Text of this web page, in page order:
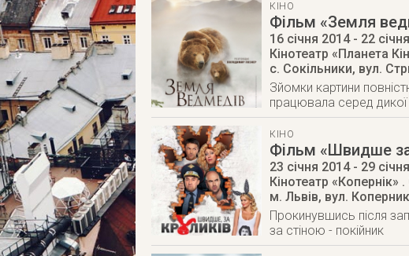
КІНО
Фільм «Земля
16 січня 2014- 22
Кінотеатр «Планета
с. Сокільники, вул.
Зйомки картини
працювала серед
КІНО
Фільм «Швидше
23 січня 2014- 29
Кінотеатр «Копернік» .
м. Львів, вул.
Прокинувшись після
за стіною - покійник